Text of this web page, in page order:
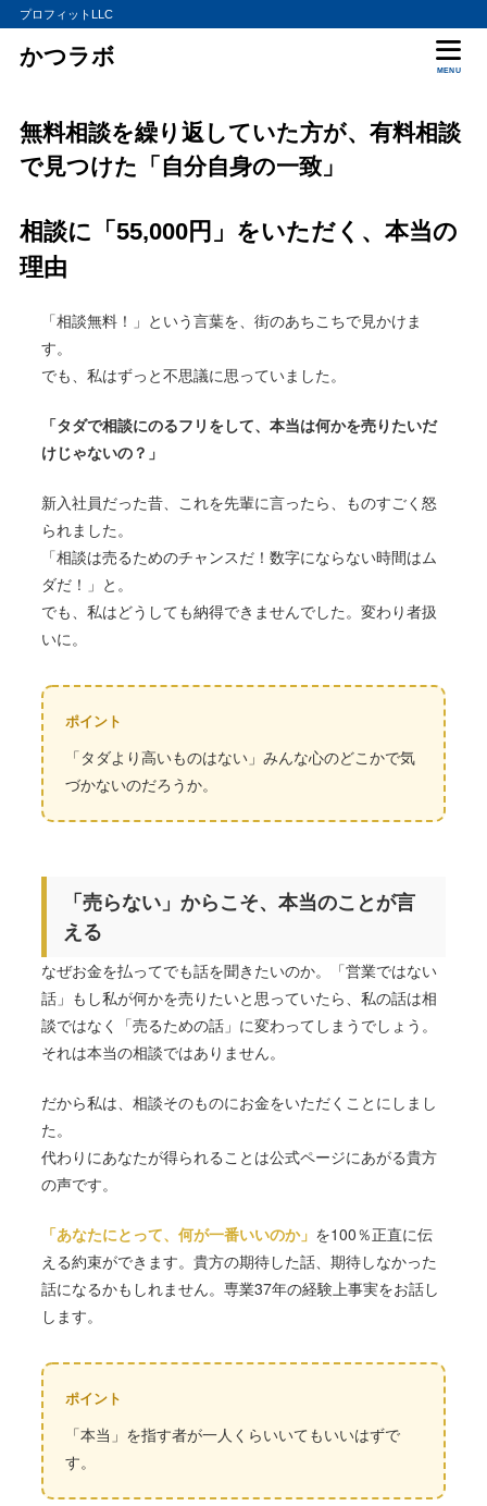
プロフィットLLC
かつラボ
MENU
無料相談を繰り返していた方が、有料相談
で見つけた「自分自身の一致」
相談に「55,000円」をいただく、本当の
理由
「相談無料！」という言葉を、街のあちこちで見かけま
す。
でも、私はずっと不思議に思っていました。
「タダで相談にのるフリをして、本当は何かを売りたいだ
けじゃないの？」
新入社員だった昔、これを先輩に言ったら、ものすごく怒
られました。
「相談は売るためのチャンスだ！数字にならない時間はム
ダだ！」と。
でも、私はどうしても納得できませんでした。変わり者扱
いに。
「タダより高いものはない」みんな心のどこかで気
づかないのだろうか。
「売らない」からこそ、本当のことが言
える
なぜお金を払ってでも話を聞きたいのか。「営業ではない
話」もし私が何かを売りたいと思っていたら、私の話は相
談ではなく「売るための話」に変わってしまうでしょう。
それは本当の相談ではありません。
だから私は、相談そのものにお金をいただくことにしまし
た。
代わりにあなたが得られることは公式ページにあがる貴方
の声です。
「あなたにとって、何が一番いいのか」 を100％正直に伝
える約束ができます。貴方の期待した話、期待しなかった
話になるかもしれません。専業37年の経験上事実をお話し
します。
「本当」を指す者が一人くらいいてもいいはずで
す。